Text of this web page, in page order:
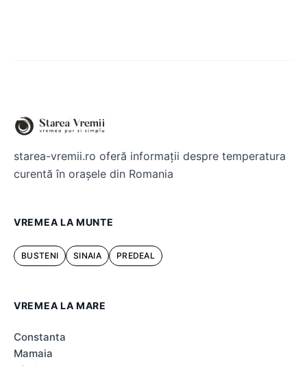
starea-vremii.ro oferă informații despre temperatura
curentă în orașele din Romania
VREMEA LA MUNTE
BUSTENI SINAIA PREDEAL
VREMEA LA MARE
Constanta
Mamaia